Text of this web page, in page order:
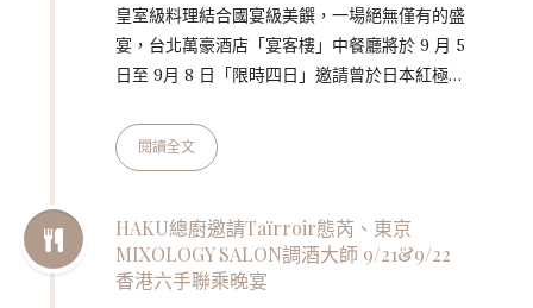
皇室級料理結合國宴級美饌，一場絕無僅有的盛
宴，台北萬豪酒店「宴客樓」中餐廳將於 9 月 5
日至 9月 8 日「限時四日」邀請曾於日本紅極一
「新一代食神」脇屋友詞蒞臨客座。 脇屋友詞
曾獲日本皇太子伉儷欽點擔任晚宴料理長，亦曾
東京的名店《一笑美茶樓》更被譽為「一生必嚐
的中華料理」！此次將與曾主掌台灣總統就職晚
宴的「國宴主廚」高鋼輝，及擅以靈活富饒的新
閱讀全文
HAKU總廚邀請Taïrroir態芮、東京
MIXOLOGY SALON調酒大師 9/21&9/22
香港六手聯乘晚宴